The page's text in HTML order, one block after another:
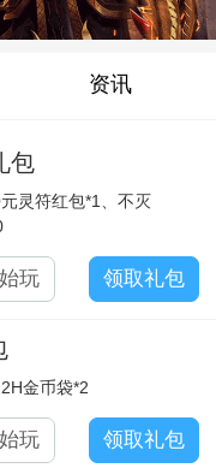
资讯
包
灵符红包*1、不灭
玩 领取礼包
金币袋*2
玩 领取礼包